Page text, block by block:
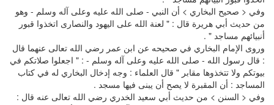
وفي < صحيح البخاري > أن النبي - صلى الله عليه وعلى آله وسلم - وهو
من حديث أبي هريرة قال : " لعنة الله على اليهود والنصارى اتخذوا قبور
أنبيائهم مساجد " .
وروى الإمام البخاري في صحيحه عن ابن عمر رضي الله تعالى عنهما قال
: قال رسول الله - صلى الله عليه وعلى آله وسلم - : " اجعلوا صلاتكم في
بيوتكم ولا تتخذوها مقابر " قال العلماء : وجه إدخال البخاري له في كتاب
المساجد : أن المقبرة لا يصح أن يبنى فيها مسجد .
وفي < السنن > من حديث أبي سعيد الخدري رضي الله تعالى عنه قال :